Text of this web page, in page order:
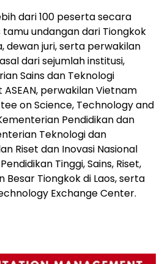
dari 100 peserta secara
undangan dari Tiongkok
dewan juri, serta perwakilan
dari sejumlah institusi,
Sains dan Teknologi
perwakilan Vietnam
on Science, Technology and
Pendidikan dan
Teknologi dan
Riset dan Inovasi Nasional
Tinggi, Sains, Riset,
Besar Tiongkok di Laos, serta
Exchange Center.